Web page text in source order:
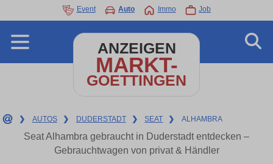
Event Auto Immo Job
ANZEIGEN
MARKT-
GOETTINGEN
❯ AUTOS ❯ DUDERSTADT ❯ SEAT ❯ ALHAMBRA
Seat Alhambra gebraucht in Duderstadt entdecken –
Gebrauchtwagen von privat & Händler